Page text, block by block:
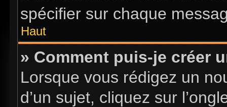
spécifier sur chaque
Haut
» Comment puis-je créer
Lorsque vous rédigez un
d’un sujet, cliquez sur